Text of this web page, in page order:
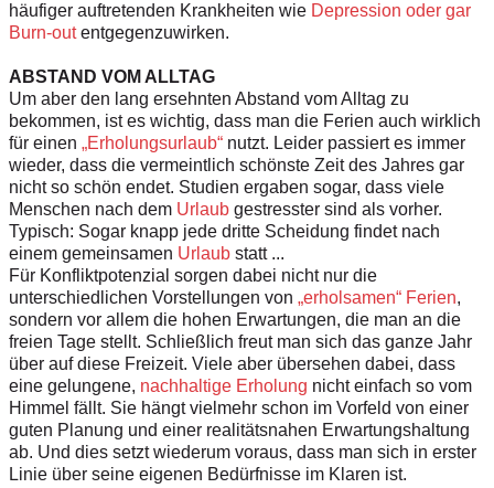
häufiger auftretenden Krankheiten wie Depression oder gar
Burn-outentgegenzuwirken.
ABSTAND VOM ALLTAG
Um aber den lang ersehnten Abstand vom Alltag zu
bekommen, ist es wichtig, dass man die Ferien auch wirklich
für einen „Erholungsurlaub“ nutzt. Leider passiert es immer
wieder, dass die vermeintlich schönste Zeit des Jahres gar
nicht so schön endet. Studien ergaben sogar, dass viele
Menschen nach dem Urlaub gestresster sind als vorher.
Typisch: Sogar knapp jede dritte Scheidung findet nach
einem gemeinsamen Urlaub statt ...
Für Konfliktpotenzial sorgen dabei nicht nur die
unterschiedlichen Vorstellungen von „erholsamen“ Ferien,
sondern vor allem die hohen Erwartungen, die man an die
freien Tage stellt. Schließlich freut man sich das ganze Jahr
über auf diese Freizeit. Viele aber übersehen dabei, dass
eine gelungene, nachhaltige Erholung nicht einfach so vom
Himmel fällt. Sie hängt vielmehr schon im Vorfeld von einer
guten Planung und einer realitätsnahen Erwartungshaltung
ab. Und dies setzt wiederum voraus, dass man sich in erster
Linie über seine eigenen Bedürfnisse im Klaren ist.